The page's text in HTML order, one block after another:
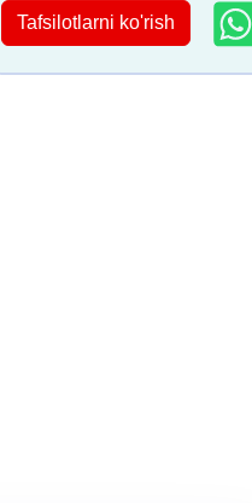
tajribaga ega
Tafsilotlarni ko'rish